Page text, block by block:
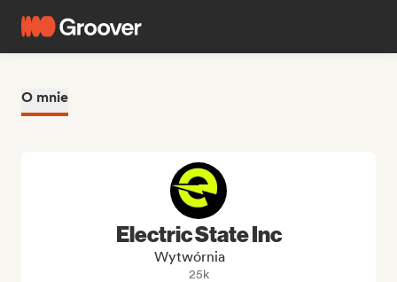
O mnie
Electric State Inc
Wytwórnia
25k